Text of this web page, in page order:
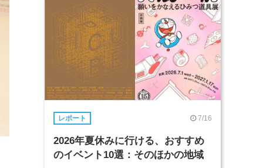
レポート 7/16
2026年夏休みに行ける、おすすめ
のイベント10選：そのほかの地域